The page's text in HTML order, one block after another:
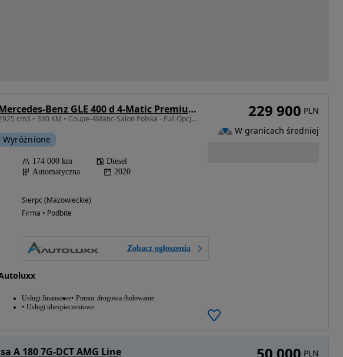
Mercedes-Benz GLE 400 d 4-Matic Premium Plus
2925 cm3 • 330 KM • Coupe-4Matic-Salon Polska - Full Opcja-FV23
Wyróżnione
174 000 km
Diesel
Automatyczna
2020
Sierpc (Mazowieckie)
Firma • Podbite
Zobacz ogłoszenia
Usługi finansowe Pomoc drogowa /holowanie
Usługi ubezpieczeniowe
229 900 PLN
W granicach średniej
A 180 7G-DCT AMG Line PLN